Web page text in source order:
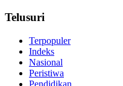
Telusuri
Terpopuler
Indeks
Nasional
Peristiwa
Pendidikan